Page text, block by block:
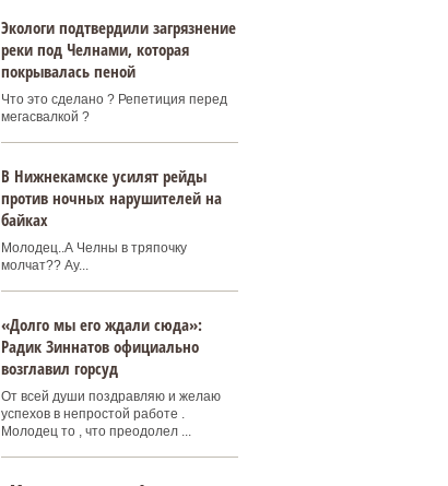
Экологи подтвердили загрязнение
реки под Челнами, которая
покрывалась пеной
Что это сделано ? Репетиция перед
мегасвалкой ?
В Нижнекамске усилят рейды
против ночных нарушителей на
байках
Молодец..А Челны в тряпочку
молчат?? Ау...
«Долго мы его ждали сюда»:
Радик Зиннатов официально
возглавил горсуд
От всей души поздравляю и желаю
успехов в непростой работе .
Молодец то , что преодолел ...